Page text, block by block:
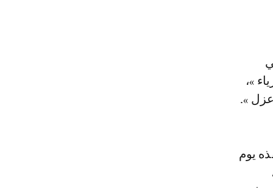
»،
».
نفذه يوم